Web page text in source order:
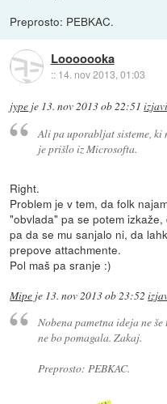
Preprosto: PEBKAC.
Looooooka
:: 14. nov 2013, 01:03
jype je 13. nov 2013 ob 22:51
Ali pa uporabljat sisteme, ki
je prišlo iz Microsofta.
Right.
Problem je v tem, da folk
"obvlada" pa se potem
pa da se mu sanjalo ni, da
prepove attachmente.
Pol maš pa sranje :)
Mipe je 13. nov 2013 ob 23:52
Nobena pametna ideja ne
ne bo pomagala. Zakaj.
Preprosto: PEBKAC.